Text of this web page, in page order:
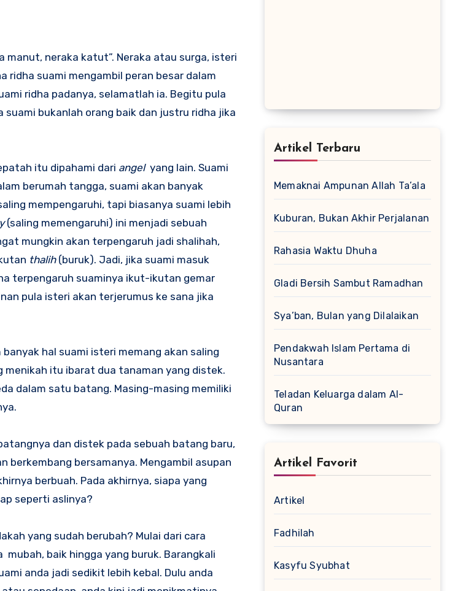
manut, neraka katut”. Neraka atau surga, isteri
ridha suami mengambil peran besar dalam
ridha padanya, selamatlah ia. Begitu pula
bukanlah orang baik dan justru ridha jika
itu dipahami dari angel yang lain. Suami
berumah tangga, suami akan banyak
mempengaruhi, tapi biasanya suami lebih
(saling memengaruhi) ini menjadi sebuah
mungkin akan terpengaruh jadi shalihah,
thalih(buruk). Jadi, jika suami masuk
terpengaruh suaminya ikut-ikutan gemar
pula isteri akan terjerumus ke sana jika
hal suami isteri memang akan saling
menikah itu ibarat dua tanaman yang distek.
dalam satu batang. Masing-masing memiliki
dan distek pada sebuah batang baru,
berkembang bersamanya. Mengambil asupan
berbuah. Pada akhirnya, siapa yang
seperti aslinya?
yang sudah berubah? Mulai dari cara
baik hingga yang buruk. Barangkali
anda jadi sedikit lebih kebal. Dulu anda
Artikel Terbaru
Memaknai Ampunan Allah Ta’ala
Kuburan, Bukan Akhir Perjalanan
Rahasia Waktu Dhuha
Gladi Bersih Sambut Ramadhan
Sya’ban, Bulan yang Dilalaikan
Pendakwah Islam Pertama di
Nusantara
Teladan Keluarga dalam Al-
Quran
Artikel Favorit
Artikel
Fadhilah
Kasyfu Syubhat